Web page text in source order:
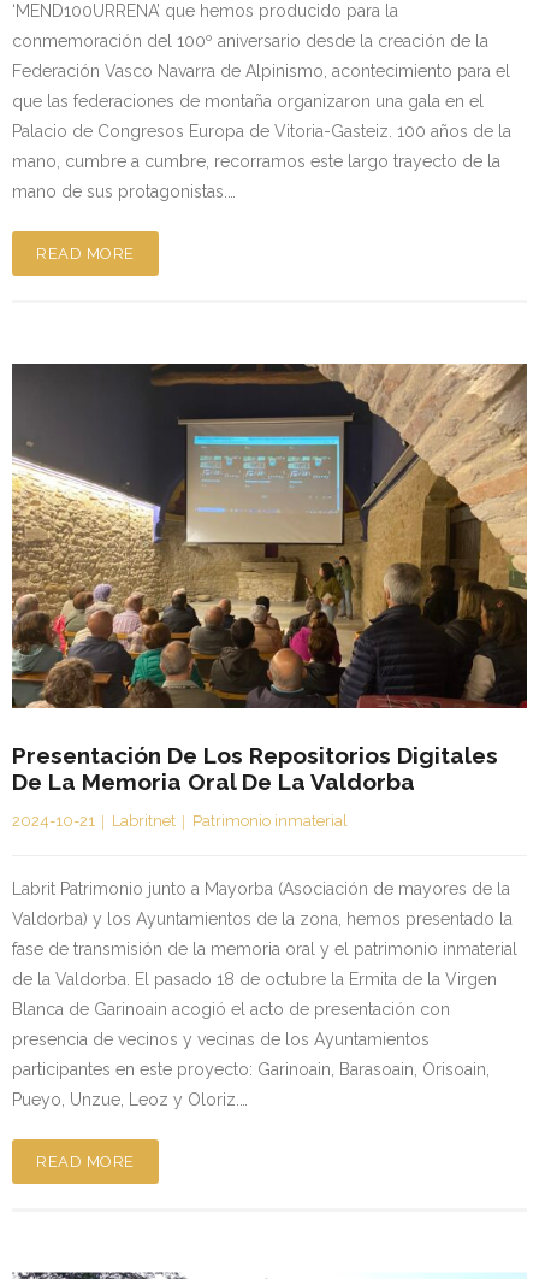
‘MEND100URRENA’ que hemos producido para la
conmemoración del 100º aniversario desde la creación de la
Federación Vasco Navarra de Alpinismo, acontecimiento para el
que las federaciones de montaña organizaron una gala en el
Palacio de Congresos Europa de Vitoria-Gasteiz. 100 años de la
mano, cumbre a cumbre, recorramos este largo trayecto de la
mano de sus protagonistas.…
READ MORE
Presentación De Los Repositorios Digitales
De La Memoria Oral De La Valdorba
2024-10-21 Labritnet Patrimonio inmaterial
Labrit Patrimonio junto a Mayorba (Asociación de mayores de la
Valdorba) y los Ayuntamientos de la zona, hemos presentado la
fase de transmisión de la memoria oral y el patrimonio inmaterial
de la Valdorba. El pasado 18 de octubre la Ermita de la Virgen
Blanca de Garinoain acogió el acto de presentación con
presencia de vecinos y vecinas de los Ayuntamientos
participantes en este proyecto: Garinoain, Barasoain, Orisoain,
Pueyo, Unzue, Leoz y Oloriz.…
READ MORE